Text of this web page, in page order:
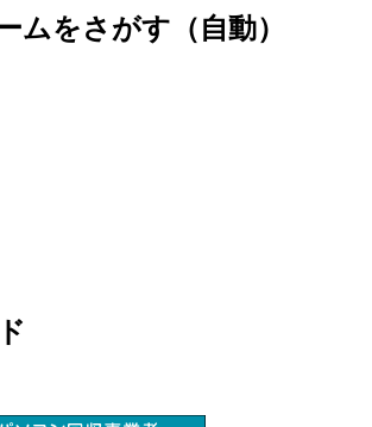
ムをさがす（自動）